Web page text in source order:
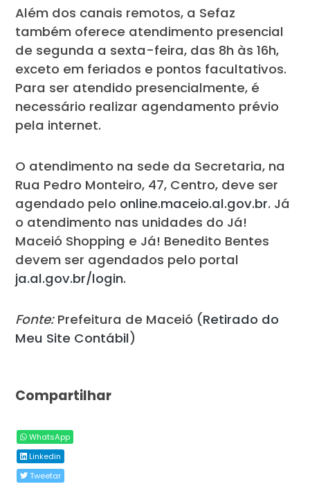
Além dos canais remotos, a Sefaz
também oferece atendimento presencial
de segunda a sexta-feira, das 8h às 16h,
exceto em feriados e pontos facultativos.
Para ser atendido presencialmente, é
necessário realizar agendamento prévio
pela internet.
O atendimento na sede da Secretaria, na
Rua Pedro Monteiro, 47, Centro, deve ser
agendado pelo online.maceio.al.gov.br. Já
o atendimento nas unidades do Já!
Maceió Shopping e Já! Benedito Bentes
devem ser agendados pelo portal
ja.al.gov.br/login.
Fonte:Prefeitura de Maceió (Retirado do
Meu Site Contábil)
Compartilhar
WhatsApp
Linkedin
Tweetar